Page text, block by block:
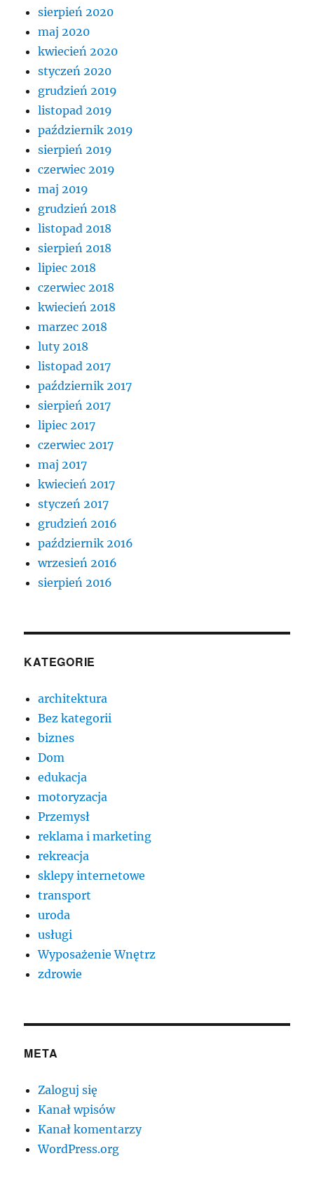
sierpień 2020
maj 2020
kwiecień 2020
styczeń 2020
grudzień 2019
listopad 2019
październik 2019
sierpień 2019
czerwiec 2019
maj 2019
grudzień 2018
listopad 2018
sierpień 2018
lipiec 2018
czerwiec 2018
kwiecień 2018
marzec 2018
luty 2018
listopad 2017
październik 2017
sierpień 2017
lipiec 2017
czerwiec 2017
maj 2017
kwiecień 2017
styczeń 2017
grudzień 2016
październik 2016
wrzesień 2016
sierpień 2016
KATEGORIE
architektura
Bez kategorii
biznes
Dom
edukacja
motoryzacja
Przemysł
reklama i marketing
rekreacja
sklepy internetowe
transport
uroda
usługi
Wyposażenie Wnętrz
zdrowie
META
Zaloguj się
Kanał wpisów
Kanał komentarzy
WordPress.org